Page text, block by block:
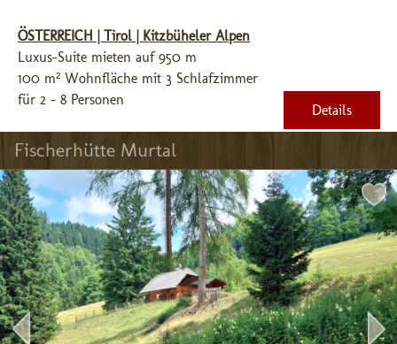
ÖSTERREICH | Tirol | Kitzbüheler Alpen
Luxus-Suite mieten auf 950 m
100 m² Wohnfläche mit 3 Schlafzimmer
für 2 - 8 Personen
Details
Fischerhütte Murtal